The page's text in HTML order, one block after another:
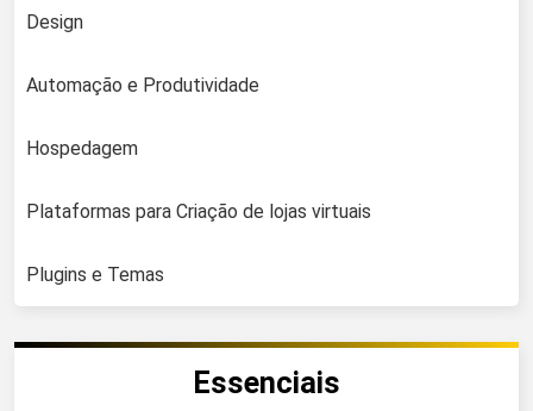
Design
Automação e Produtividade
Hospedagem
Plataformas para Criação de lojas virtuais
Plugins e Temas
Essenciais